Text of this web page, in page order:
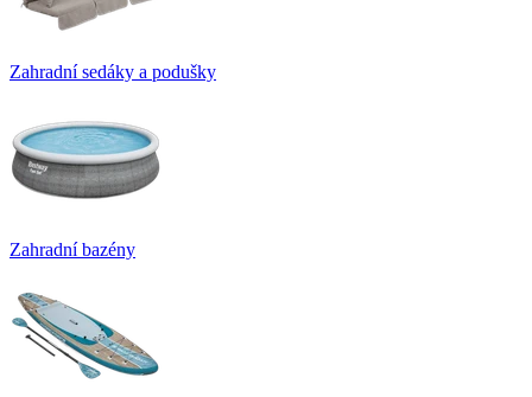
Zahradní sedáky a podušky
Zahradní bazény